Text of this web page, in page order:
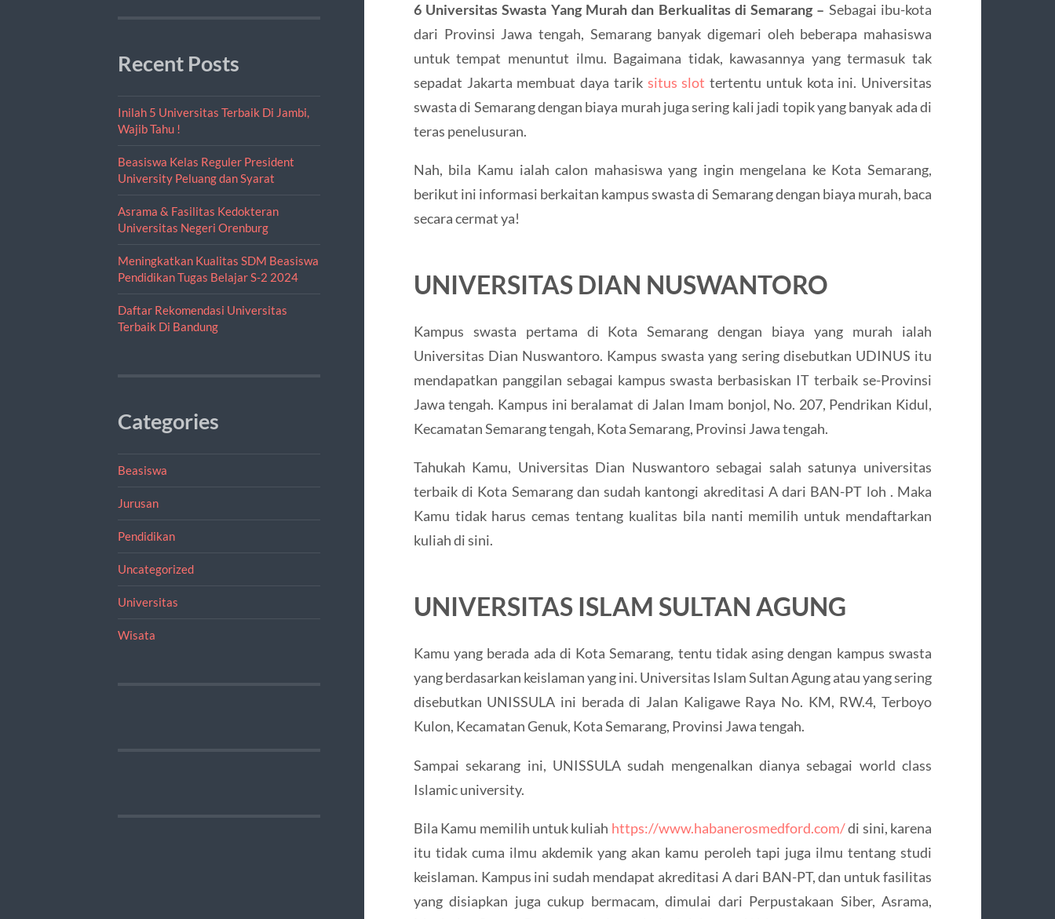
Recent Posts
Inilah 5 Universitas Terbaik Di Jambi,
Wajib Tahu !
Beasiswa Kelas Reguler President
University Peluang dan Syarat
Asrama & Fasilitas Kedokteran
Universitas Negeri Orenburg
Meningkatkan Kualitas SDM Beasiswa
Pendidikan Tugas Belajar S-2 2024
Daftar Rekomendasi Universitas
Terbaik Di Bandung
Categories
Beasiswa
Jurusan
Pendidikan
Uncategorized
Universitas
Wisata
6 Universitas Swasta Yang Murah dan Berkualitas di Semarang – Sebagai ibu-kota
dari Provinsi Jawa tengah, Semarang banyak digemari oleh beberapa mahasiswa
untuk tempat menuntut ilmu. Bagaimana tidak, kawasannya yang termasuk tak
sepadat Jakarta membuat daya tarik situs slot tertentu untuk kota ini. Universitas
swasta di Semarang dengan biaya murah juga sering kali jadi topik yang banyak ada di
teras penelusuran.
Nah, bila Kamu ialah calon mahasiswa yang ingin mengelana ke Kota Semarang,
berikut ini informasi berkaitan kampus swasta di Semarang dengan biaya murah, baca
secara cermat ya!
UNIVERSITAS DIAN NUSWANTORO
Kampus swasta pertama di Kota Semarang dengan biaya yang murah ialah
Universitas Dian Nuswantoro. Kampus swasta yang sering disebutkan UDINUS itu
mendapatkan panggilan sebagai kampus swasta berbasiskan IT terbaik se-Provinsi
Jawa tengah. Kampus ini beralamat di Jalan Imam bonjol, No. 207, Pendrikan Kidul,
Kecamatan Semarang tengah, Kota Semarang, Provinsi Jawa tengah.
Tahukah Kamu, Universitas Dian Nuswantoro sebagai salah satunya universitas
terbaik di Kota Semarang dan sudah kantongi akreditasi A dari BAN-PT loh . Maka
Kamu tidak harus cemas tentang kualitas bila nanti memilih untuk mendaftarkan
kuliah di sini.
UNIVERSITAS ISLAM SULTAN AGUNG
Kamu yang berada ada di Kota Semarang, tentu tidak asing dengan kampus swasta
yang berdasarkan keislaman yang ini. Universitas Islam Sultan Agung atau yang sering
disebutkan UNISSULA ini berada di Jalan Kaligawe Raya No. KM, RW.4, Terboyo
Kulon, Kecamatan Genuk, Kota Semarang, Provinsi Jawa tengah.
Sampai sekarang ini, UNISSULA sudah mengenalkan dianya sebagai world class
Islamic university.
Bila Kamu memilih untuk kuliah https://www.habanerosmedford.com/di sini, karena
itu tidak cuma ilmu akdemik yang akan kamu peroleh tapi juga ilmu tentang studi
keislaman. Kampus ini sudah mendapat akreditasi A dari BAN-PT, dan untuk fasilitas
yang disiapkan juga cukup bermacam, dimulai dari Perpustakaan Siber, Asrama,